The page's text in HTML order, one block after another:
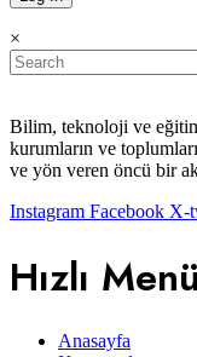
×
Bilim, teknoloji ve
kurumların ve
ve yön veren öncü bir
Instagram Facebook X-
Hızlı Menü
Anasayfa